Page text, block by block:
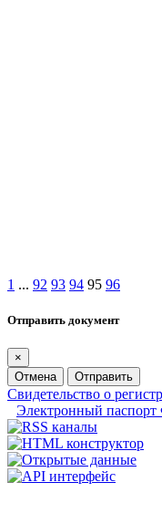
1 ... 92 93 94 95 96
Отправить документ
×
Отмена
Отправить
Свидетельство о
Электронный